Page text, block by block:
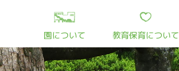
園について 教育保育について